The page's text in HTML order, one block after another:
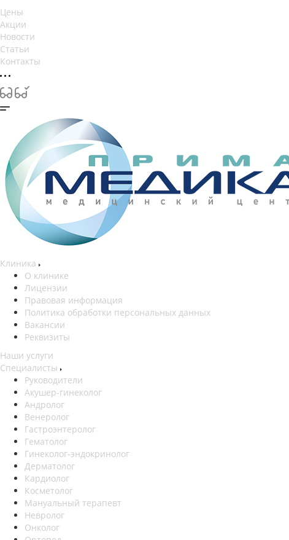
Цены
Акции
Новости
Статьи
Контакты
Клиника
О клинике
Лицензии
Правовая информация
Политика обработки персональных данных
Вакансии
Реквизиты
Наши услуги
Специалисты
Руководители
Акушер-гинеколог
Андролог
Венеролог
Гастроэнтеролог
Гематолог
Гинеколог-эндокринолог
Дерматолог
Кардиолог
Косметолог
Мануальный терапевт
Невролог
Онколог